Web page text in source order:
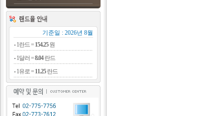
기준일 : 2026년 8월
1란드 = 154.25원
1달러 =8.04란드
1유로 = 11.25란드